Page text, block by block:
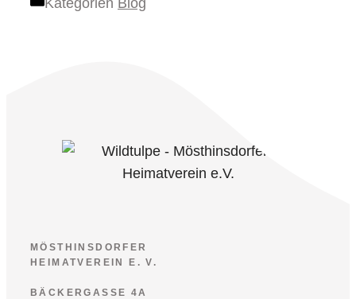
MÖSTHINSDORFER
HEIMATVEREIN E. V.
BÄCKERGASSE 4A